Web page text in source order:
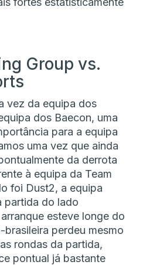
Group vs.
vez da equipa dos
dos Baecon, uma
para a equipa
uma vez que ainda
da derrota
à equipa da Team
foi Dust2, a equipa
partida do lado
esteve longe do
brasileira perdeu mesmo
rondas da partida,
pontual já bastante